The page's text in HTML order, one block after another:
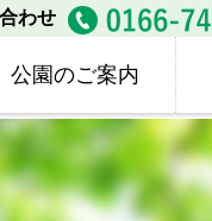
わせ
公園のご案内